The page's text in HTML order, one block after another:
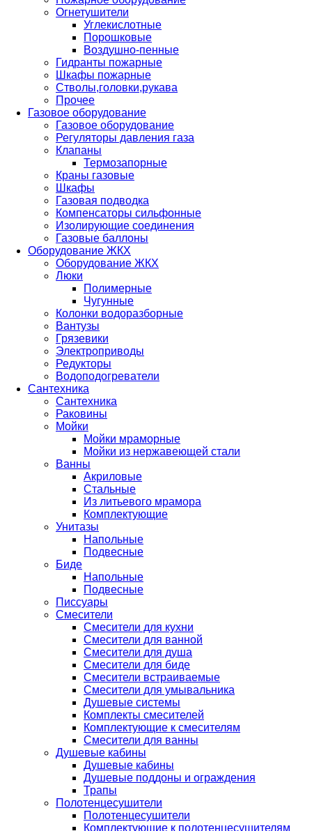
Огнетушители
Углекислотные
Порошковые
Воздушно-пенные
Гидранты пожарные
Шкафы пожарные
Стволы,головки,рукава
Прочее
Газовое оборудование
Газовое оборудование
Регуляторы давления газа
Клапаны
Термозапорные
Краны газовые
Шкафы
Газовая подводка
Компенсаторы сильфонные
Изолирующие соединения
Газовые баллоны
Оборудование ЖКХ
Оборудование ЖКХ
Люки
Полимерные
Чугунные
Колонки водоразборные
Вантузы
Грязевики
Электроприводы
Редукторы
Водоподогреватели
Сантехника
Сантехника
Раковины
Мойки
Мойки мраморные
Мойки из нержавеющей стали
Ванны
Акриловые
Стальные
Из литьевого мрамора
Комплектующие
Унитазы
Напольные
Подвесные
Биде
Напольные
Подвесные
Писсуары
Смесители
Смесители для кухни
Смесители для ванной
Смесители для душа
Смесители для биде
Смесители встраиваемые
Смесители для умывальника
Душевые системы
Комплекты смесителей
Комплектующие к смесителям
Смесители для ванны
Душевые кабины
Душевые кабины
Душевые поддоны и ограждения
Трапы
Полотенцесушители
Полотенцесушители
Комплектующие к полотенцесушителям